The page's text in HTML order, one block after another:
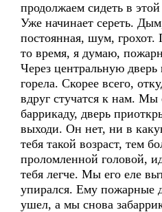
продолжаем сидеть в
Уже начинает сереть.
постоянная, шум, грохот.
то время, я думаю,
Через центральную
горела. Скорее всего,
вдруг стучатся к нам. Мы
баррикаду, дверь
выходи. Он нет, ни в
тебя такой возраст, тем
проломленной головой,
тебя легче. Мы его еле
упирался. Ему пожарные
ушел, а мы снова